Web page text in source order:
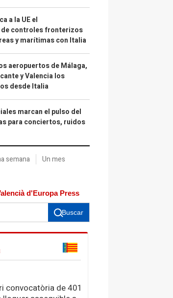
a la UE el
controles fronterizos
y marítimas con Italia
aeropuertos de Málaga,
y Valencia los
desde Italia
marcan el pulso del
para conciertos, ruidos
semana Un mes
d'Europa Press
Buscar
convocatòria de 401